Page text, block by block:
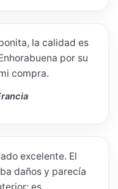
la calidad es
por su
compra.
excelente. El
daños y parecía
es